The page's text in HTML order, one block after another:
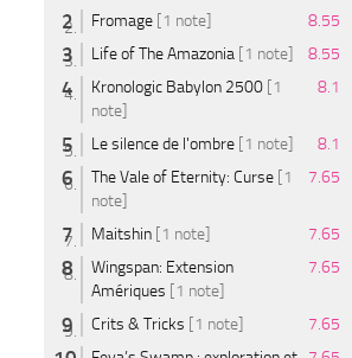
Fromage [1 note]
8.55
Life of The Amazonia [1 note]
8.55
Kronologic Babylon 2500 [1
note]
8.1
Le silence de l'ombre [1 note]
8.1
The Vale of Eternity: Curse [1
note]
7.65
Maitshin [1 note]
7.65
Wingspan: Extension
Amériques [1 note]
7.65
Crits & Tricks [1 note]
7.65